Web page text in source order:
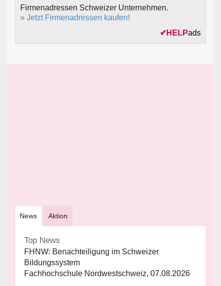
Firmenadressen Schweizer Unternehmen.
» Jetzt Firmenadressen kaufen!
✔ HELPads
News Aktion
Top News
FHNW: Benachteiligung im Schweizer
Bildungssystem
Fachhochschule Nordwestschweiz, 07.08.2026